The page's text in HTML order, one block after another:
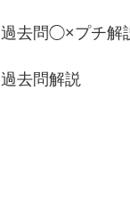
過去問◯×プチ解
過去問解説